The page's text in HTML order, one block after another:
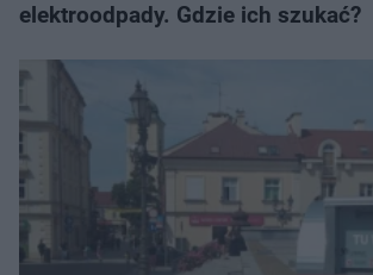
elektroodpady. Gdzie ich szukać?